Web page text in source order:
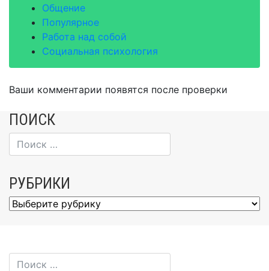
Общение
Популярное
Работа над собой
Социальная психология
Ваши комментарии появятся после проверки
ПОИСК
РУБРИКИ
Рубрики